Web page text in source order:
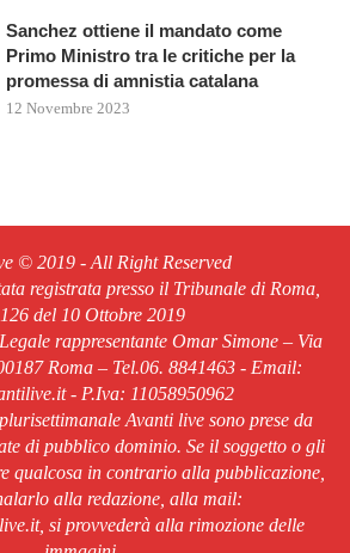
Sanchez ottiene il mandato come
Primo Ministro tra le critiche per la
promessa di amnistia catalana
12 Novembre 2023
© 2019 - All Right Reserved
registrata presso il Tribunale di Roma,
del 10 Ottobre 2019
rappresentante Omar Simone – Via
Roma – Tel.06. 8841463 - Email:
- P.Iva: 11058950962
Avanti live sono prese da
di pubblico dominio. Se il soggetto o gli
qualcosa in contrario alla pubblicazione,
alla redazione, alla mail:
si provvederà alla rimozione delle